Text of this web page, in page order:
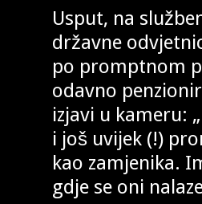
Usput, na
državne
po promptnom
odavno
izjavi u kameru:
i još uvijek (!)
kao zamjenika.
gdje se oni